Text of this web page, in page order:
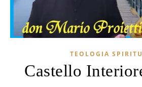
TEOLOGIA
Castello